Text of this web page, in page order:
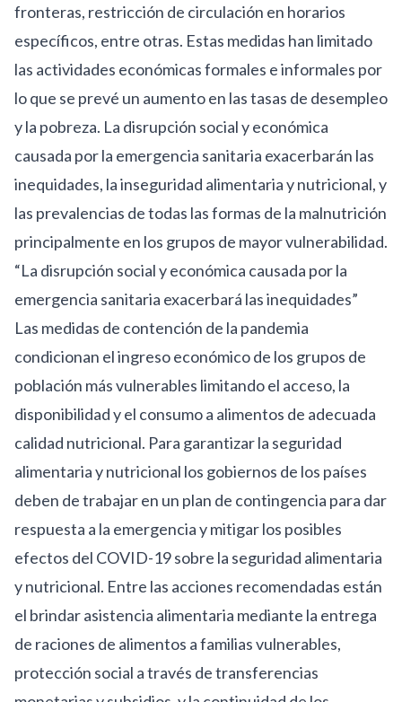
fronteras, restricción de circulación en horarios
específicos, entre otras. Estas medidas han limitado
las actividades económicas formales e informales por
lo que se prevé un aumento en las tasas de desempleo
y la pobreza. La disrupción social y económica
causada por la emergencia sanitaria exacerbarán las
inequidades, la inseguridad alimentaria y nutricional, y
las prevalencias de todas las formas de la malnutrición
principalmente en los grupos de mayor vulnerabilidad.
“La disrupción social y económica causada por la
emergencia sanitaria exacerbará las inequidades”
Las medidas de contención de la pandemia
condicionan el ingreso económico de los grupos de
población más vulnerables limitando el acceso, la
disponibilidad y el consumo a alimentos de adecuada
calidad nutricional. Para garantizar la seguridad
alimentaria y nutricional los gobiernos de los países
deben de trabajar en un plan de contingencia para dar
respuesta a la emergencia y mitigar los posibles
efectos del COVID-19 sobre la seguridad alimentaria
y nutricional. Entre las acciones recomendadas están
el brindar asistencia alimentaria mediante la entrega
de raciones de alimentos a familias vulnerables,
protección social a través de transferencias